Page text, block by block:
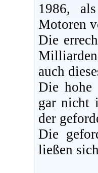
1986,
Motoren
Die
auch
Die hohe
gar nicht
der
Die
ließen